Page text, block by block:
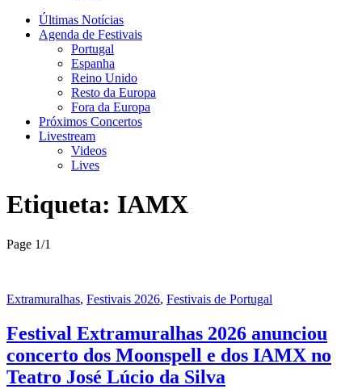
Últimas Notícias
Agenda de Festivais
Portugal
Espanha
Reino Unido
Resto da Europa
Fora da Europa
Próximos Concertos
Livestream
Videos
Lives
Etiqueta: IAMX
Page 1/1
Extramuralhas, Festivais 2026, Festivais de Portugal
Festival Extramuralhas 2026 anunciou
concerto dos Moonspell e dos IAMX no
Teatro José Lúcio da Silva